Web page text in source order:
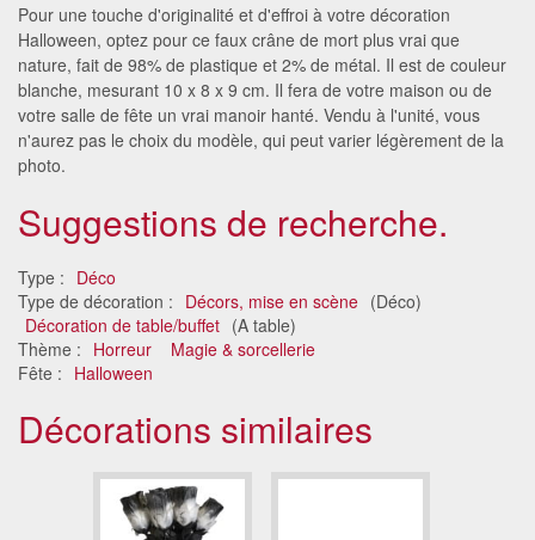
Pour une touche d'originalité et d'effroi à votre décoration
Halloween, optez pour ce faux crâne de mort plus vrai que
nature, fait de 98% de plastique et 2% de métal. Il est de couleur
blanche, mesurant 10 x 8 x 9 cm. Il fera de votre maison ou de
votre salle de fête un vrai manoir hanté. Vendu à l'unité, vous
n'aurez pas le choix du modèle, qui peut varier légèrement de la
photo.
Suggestions de recherche.
Type : Déco
Type de décoration : Décors, mise en scène (Déco)
Décoration de table/buffet (A table)
Thème : Horreur
Magie & sorcellerie
Fête : Halloween
Décorations similaires